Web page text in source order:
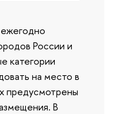
России и
категории
на место в
предусмотрены
В